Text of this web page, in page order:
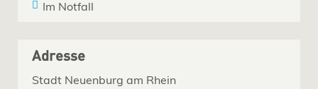
Im Notfall
Adresse
Stadt Neuenburg am Rhein